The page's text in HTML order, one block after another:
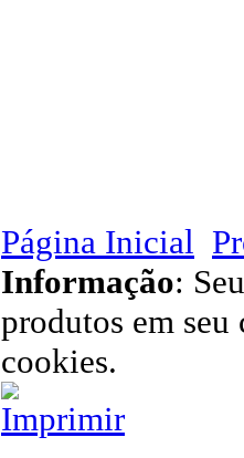
Página Inicial
Informação:
produtos em
cookies.